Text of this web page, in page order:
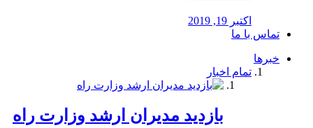
اکتبر 19, 2019
تماس با ما
خبرها
تمام اخبار
بازدید مدیران ارشد وزارت راه